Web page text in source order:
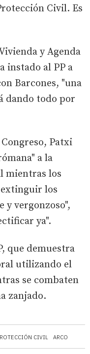
CIVIL ARCO
Civil. Es
y Agenda
instado al PP a
Barcones, "una
dando todo por
Patxi
a la
mientras los
los
y vergonzoso",
ya".
que demuestra
utilizando el
se combaten
zanjado.